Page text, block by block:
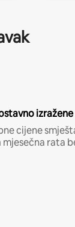
cijene
mjesečna rata